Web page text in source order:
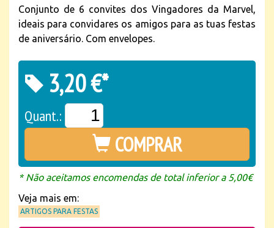
Conjunto de 6 convites dos Vingadores da Marvel,
ideais para convidares os amigos para as tuas festas
de aniversário. Com envelopes.
3,20 €*
Quant.:
COMPRAR
* Não aceitamos encomendas de total inferior a 5,00€
Veja mais em:
ARTIGOS PARA FESTAS